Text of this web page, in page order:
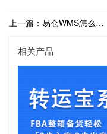
上一篇：易仓WMS怎么样？易仓WMS有哪些功能？
相关产品